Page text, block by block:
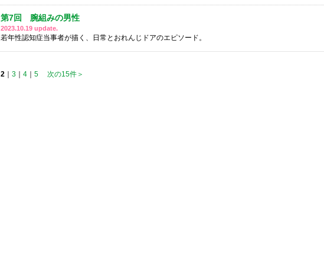
第7回 腕組みの男性
2023.10.19 update.
若年性認知症当事者が描く、日常とおれんじドアのエピソード。
2 3 4 5 次の15件＞